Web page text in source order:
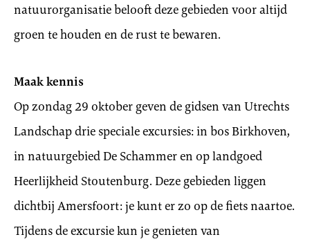
natuurorganisatie belooft deze gebieden voor altijd
groen te houden en de rust te bewaren.
Maak kennis
Op zondag 29 oktober geven de gidsen van Utrechts
Landschap drie speciale excursies: in bos Birkhoven,
in natuurgebied De Schammer en op landgoed
Heerlijkheid Stoutenburg. Deze gebieden liggen
dichtbij Amersfoort: je kunt er zo op de fiets naartoe.
Tijdens de excursie kun je genieten van